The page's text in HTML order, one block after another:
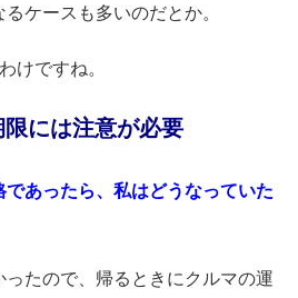
ケースも多いのだとか。
けですね。
には注意が必要
であったら、私はどうなっていた
たので、帰るときにクルマの運